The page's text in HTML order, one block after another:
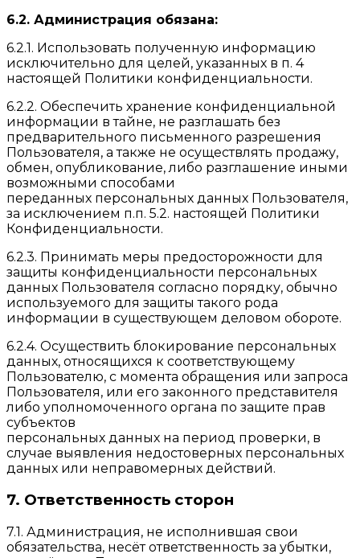
6.2. Администрация обязана:
6.2.1. Использовать полученную информацию
исключительно для целей, указанных в п. 4
настоящей Политики конфиденциальности.
6.2.2. Обеспечить хранение конфиденциальной
информации в тайне, не разглашать без
предварительного письменного разрешения
Пользователя, а также не осуществлять продажу,
обмен, опубликование, либо разглашение иными
возможными способами
переданных персональных данных Пользователя,
за исключением п.п. 5.2. настоящей Политики
Конфиденциальности.
6.2.3. Принимать меры предосторожности для
защиты конфиденциальности персональных
данных Пользователя согласно порядку, обычно
используемого для защиты такого рода
информации в существующем деловом обороте.
6.2.4. Осуществить блокирование персональных
данных, относящихся к соответствующему
Пользователю, с момента обращения или запроса
Пользователя, или его законного представителя
либо уполномоченного органа по защите прав
субъектов
персональных данных на период проверки, в
случае выявления недостоверных персональных
данных или неправомерных действий.
7. Ответственность сторон
7.1. Администрация, не исполнившая свои
обязательства, несёт ответственность за убытки,